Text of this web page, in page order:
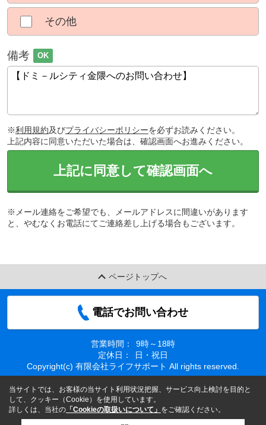
その他
備考 OK
※利用規約及びプライバシーポリシーを必ずお読みください。
上記内容に同意いただいた場合は、確認画面へお進みください。
上記に同意して確認画面へ
※メール連絡をご希望でも、メールアドレスに間違いがあります
と、やむなくお電話にてご連絡差し上げる場合もございます。
ページトップへ
電話でお問い合わせ
営業時間：
9時～18時
定休日：
日・祝日
Copyright(c) 有限会社ライフサポート All rights reserved.
当サイトでは、お客様の当サイト利用状況把握、サービス向上検討を目的と
して、クッキー（Cookie）を使用しています。
詳しくは、当社の 「Cookieの取扱いについて」 をご確認ください。